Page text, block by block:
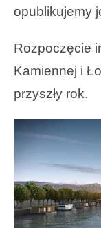
opublikujemy
Rozpoczęcie
Kamiennej i
przyszły rok.